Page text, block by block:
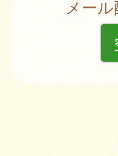
メー